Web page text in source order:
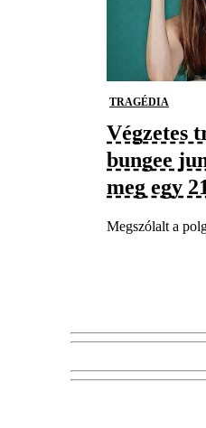
TRAGÉDIA
Végzetes
bungee
meg egy
Megszólalt a